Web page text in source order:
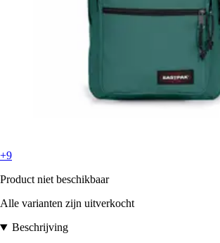
+9
Product niet beschikbaar
Alle varianten zijn uitverkocht
Beschrijving